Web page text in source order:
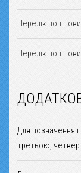
Перелік
Перелік
Для позначення
третьою,